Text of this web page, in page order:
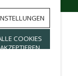
COOKIES
AKZEPTIEREN